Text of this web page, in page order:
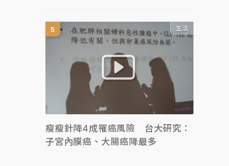
生活
瘦瘦針降4成罹癌風險 台大研究：
子宮內膜癌、大腸癌降最多